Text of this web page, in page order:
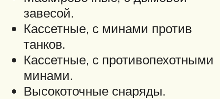
завесой.
Кассетные, с минами против
танков.
Кассетные, с противопехотными
минами.
Высокоточные снаряды.